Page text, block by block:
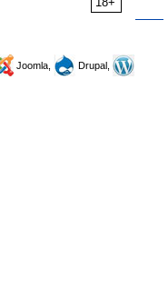
Joomla,
Drupal,